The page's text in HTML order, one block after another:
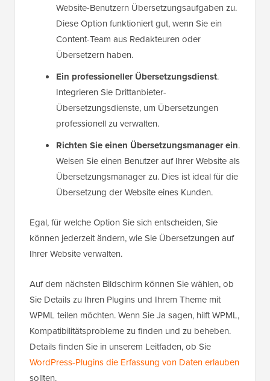
Website-Benutzern Übersetzungsaufgaben zu.
Diese Option funktioniert gut, wenn Sie ein
Content-Team aus Redakteuren oder
Übersetzern haben.
Ein professioneller Übersetzungsdienst.
Integrieren Sie Drittanbieter-
Übersetzungsdienste, um Übersetzungen
professionell zu verwalten.
Richten Sie einen Übersetzungsmanager ein.
Weisen Sie einen Benutzer auf Ihrer Website als
Übersetzungsmanager zu. Dies ist ideal für die
Übersetzung der Website eines Kunden.
Egal, für welche Option Sie sich entscheiden, Sie
können jederzeit ändern, wie Sie Übersetzungen auf
Ihrer Website verwalten.
Auf dem nächsten Bildschirm können Sie wählen, ob
Sie Details zu Ihren Plugins und Ihrem Theme mit
WPML teilen möchten. Wenn Sie Ja sagen, hilft WPML,
Kompatibilitätsprobleme zu finden und zu beheben.
Details finden Sie in unserem Leitfaden, ob Sie
WordPress-Plugins die Erfassung von Daten erlauben
sollten.